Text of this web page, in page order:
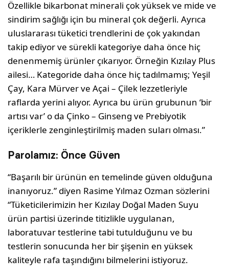
Özellikle bikarbonat minerali çok yüksek ve mide ve
sindirim sağlığı için bu mineral çok değerli. Ayrıca
uluslararası tüketici trendlerini de çok yakından
takip ediyor ve sürekli kategoriye daha önce hiç
denenmemiş ürünler çıkarıyor. Örneğin Kızılay Plus
ailesi… Kategoride daha önce hiç tadılmamış; Yeşil
Çay, Kara Mürver ve Açai – Çilek lezzetleriyle
raflarda yerini alıyor. Ayrıca bu ürün grubunun ‘bir
artısı var’ o da Çinko – Ginseng ve Prebiyotik
içeriklerle zenginleştirilmiş maden suları olması.”
Parolamız: Önce Güven
“Başarılı bir ürünün en temelinde güven olduğuna
inanıyoruz.” diyen Rasime Yılmaz Ozman sözlerini
“Tüketicilerimizin her Kızılay Doğal Maden Suyu
ürün partisi üzerinde titizlikle uygulanan,
laboratuvar testlerine tabi tutulduğunu ve bu
testlerin sonucunda her bir şişenin en yüksek
kaliteyle rafa taşındığını bilmelerini istiyoruz.